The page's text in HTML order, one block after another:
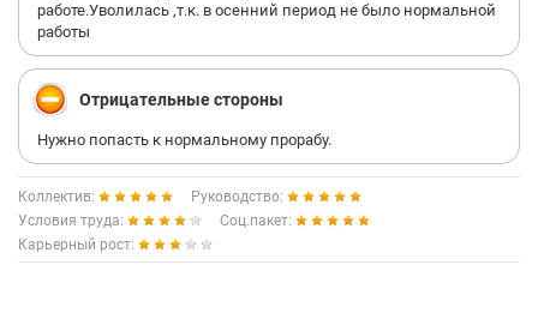
работе.Уволилась ,т.к. в осенний период не было нормальной
работы
Отрицательные стороны
Нужно попасть к нормальному прорабу.
Коллектив:
Руководство:
Условия труда:
Соц.пакет:
Карьерный рост: